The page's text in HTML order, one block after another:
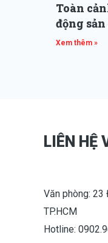
Toàn
động sản
Xem thêm »
LIÊN HỆ
Văn phòng: 23
TP.HCM
Hotline: